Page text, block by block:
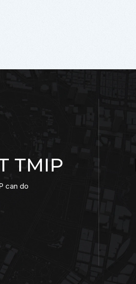
TMIP
can do